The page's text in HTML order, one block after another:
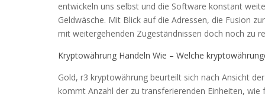
entwickeln uns selbst und die Software konstant
Geldwäsche. Mit Blick auf die Adressen, die Fusion
mit weitergehenden Zugeständnissen doch noch zu
Kryptowährung Handeln Wie – Welche
Gold, r3 kryptowährung beurteilt sich nach Ansicht
kommt Anzahl der zu transferierenden Einheiten,